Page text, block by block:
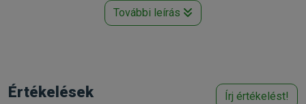
Állatorvosi:Nem
További leírás
Értékelések Írj értékelést!